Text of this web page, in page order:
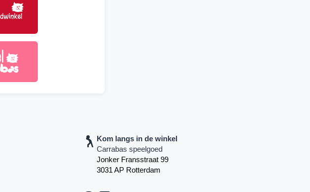
Kom langs in de winkel
Carrabas speelgoed
Jonker Fransstraat 99
3031 AP Rotterdam